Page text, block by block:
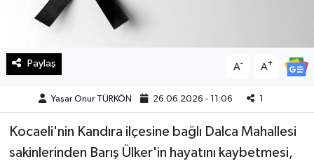
Paylaş A- A+
Yaşar Onur TÜRKÖN 26.06.2026 - 11:06 1
Kocaeli'nin Kandıra ilçesine bağlı Dalca Mahallesi
sakinlerinden Barış Ülker'in hayatını kaybetmesi,
Resmi İlan
Sağlık
Spor
SürManşet